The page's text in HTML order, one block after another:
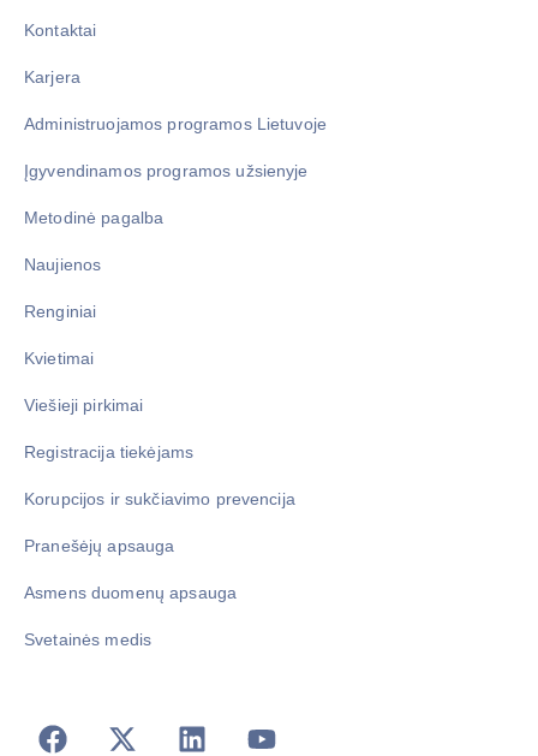
Kontaktai
Karjera
Administruojamos programos Lietuvoje
Įgyvendinamos programos užsienyje
Metodinė pagalba
Naujienos
Renginiai
Kvietimai
Viešieji pirkimai
Registracija tiekėjams
Korupcijos ir sukčiavimo prevencija
Pranešėjų apsauga
Asmens duomenų apsauga
Svetainės medis